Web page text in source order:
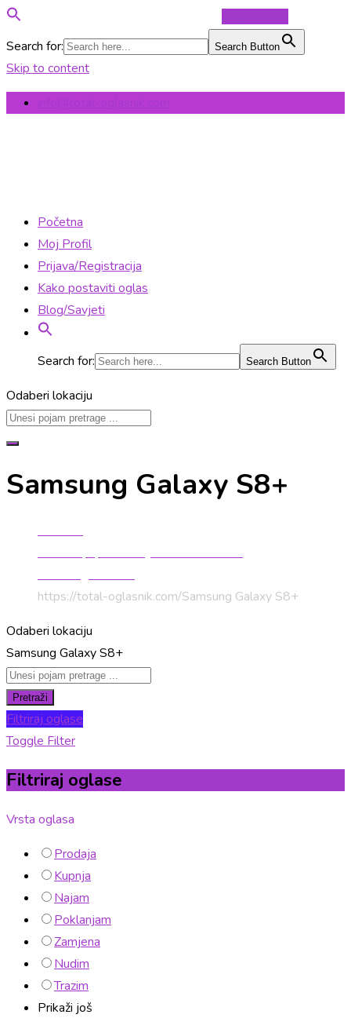
Search for: Search Button
Skip to content
Početna
Moj Profil
Prijava/Registracija
Kako postaviti oglas
Blog/Savjeti
Search for: Search Button
Odaberi lokaciju
Samsung Galaxy S8+
https://total-oglasnik.com/Samsung Galaxy S8+
Odaberi lokaciju
Samsung Galaxy S8+
Pretraži
Filtriraj oglase
Toggle Filter
Filtriraj oglase
Vrsta oglasa
Prodaja
Kupnja
Najam
Poklanjam
Zamjena
Nudim
Trazim
Prikaži još